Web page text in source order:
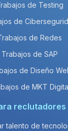
de Testing
de
de Redes
Trabajos de SAP
de Diseño
de MKT
reclutadores
talento de